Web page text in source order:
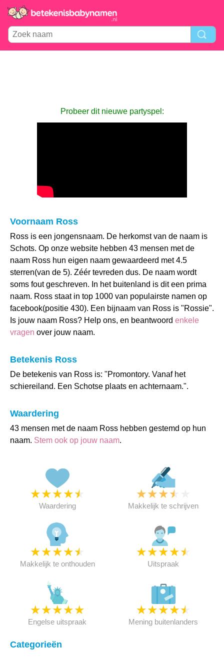
Probeer dit nieuwe partyspel:
Voornaam Ross
Ross is een jongensnaam. De herkomst van de naam is
Schots. Op onze website hebben 43 mensen met de
naam Ross hun eigen naam gewaardeerd met 4.5
sterren(van de 5). Zéér tevreden dus. De naam wordt
soms fout geschreven. In het buitenland is dit een prima
naam. Ross staat in top 1000 van populairste namen op
facebook(positie 430). Een bijnaam van Ross is "Rossie".
Is jouw naam Ross? Help ons, en beantwoord enkele
vragen over jouw naam.
Betekenis Ross
De betekenis van Ross is: "Promontory. Vanaf het
schiereiland. Een Schotse plaats en achternaam.".
Waardering
43 mensen met de naam Ross hebben gestemd op hun
naam. Stem ook op jouw naam.
★★★★★
Waardering
★★★★
Makkelijk te schrijven
★★★★★
Makkelijk te onthouden
★★★★★
Uitspraak
★★★★★
Engelse uitspraak
★★★★★
Mening buitenlanders
Categorieën